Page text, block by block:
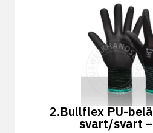
2.Bullflex PU-
svart/svart